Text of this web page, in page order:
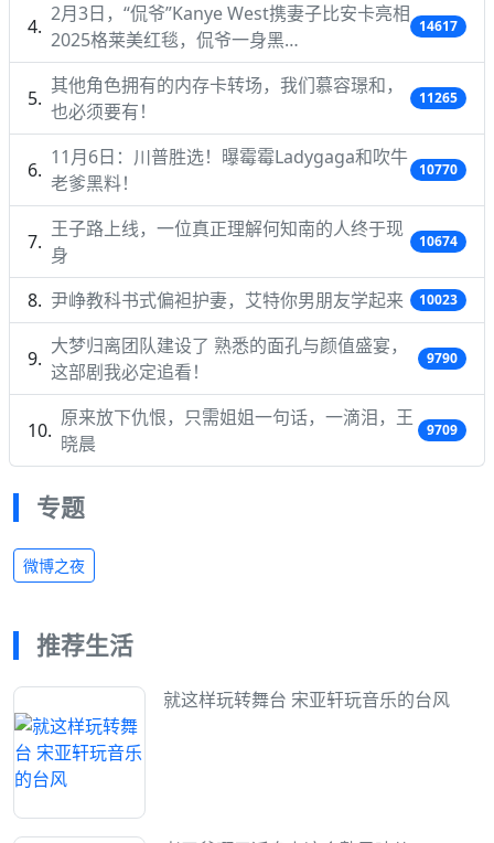
2月3日，“侃爷”Kanye West携妻子比安卡亮相
2025格莱美红毯，侃爷一身黑…
14617
其他角色拥有的内存卡转场，我们慕容璟和，
也必须要有！
11265
11月6日：川普胜选！曝霉霉Ladygaga和吹牛
老爹黑料！
10770
王子路上线，一位真正理解何知南的人终于现
身
10674
尹峥教科书式偏袒护妻，艾特你男朋友学起来 10023
大梦归离团队建设了 熟悉的面孔与颜值盛宴，
这部剧我必定追看！
9790
原来放下仇恨，只需姐姐一句话，一滴泪，王
晓晨
9709
专题
微博之夜
推荐生活
就这样玩转舞台 宋亚轩玩音乐的台风